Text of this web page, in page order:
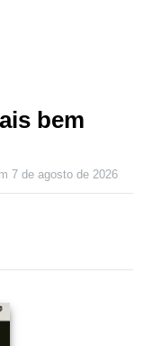
bem
7 de agosto de 2026